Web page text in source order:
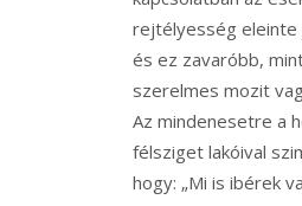
rejtélyesség eleinte
és ez zavaróbb,
szerelmes mozit
Az mindenesetre a
félsziget lakóival
hogy: „Mi is ibérek